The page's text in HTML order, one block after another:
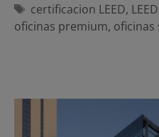
Etiquetas
certificacion LEED, LEED
oficinas premium, oficinas